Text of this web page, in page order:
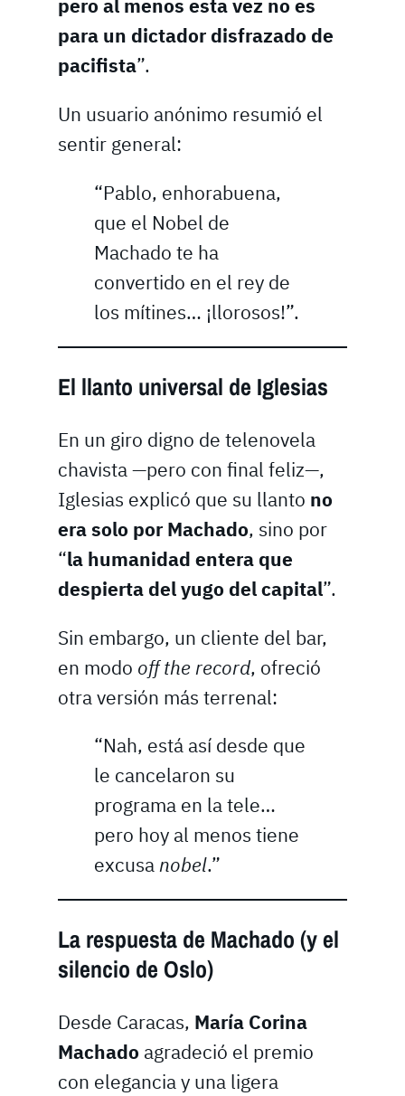
pero al menos esta vez no es
para un dictador disfrazado de
pacifista”.
Un usuario anónimo resumió el
sentir general:
“Pablo, enhorabuena,
que el Nobel de
Machado te ha
convertido en el rey de
los mítines… ¡llorosos!”.
El llanto universal de Iglesias
En un giro digno de telenovela
chavista —pero con final feliz—,
Iglesias explicó que su llanto no
era solo por Machado, sino por
“la humanidad entera que
despierta del yugo del capital”.
Sin embargo, un cliente del bar,
en modo off the record, ofreció
otra versión más terrenal:
“Nah, está así desde que
le cancelaron su
programa en la tele…
pero hoy al menos tiene
excusanobel.”
La respuesta de Machado (y el
silencio de Oslo)
Desde Caracas, María Corina
Machado agradeció el premio
con elegancia y una ligera